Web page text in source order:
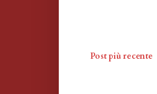
Post più recente